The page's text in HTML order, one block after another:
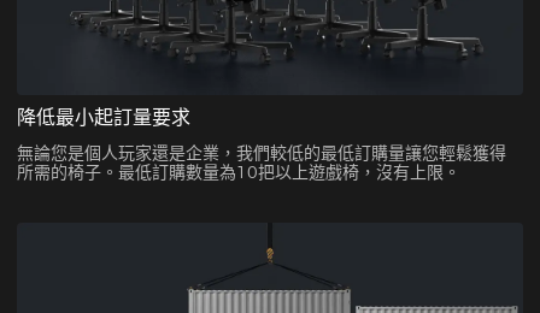
降低最小起訂量要求
無論您是個人玩家還是企業，我們較低的最低訂購量讓您輕鬆獲得
所需的椅子。最低訂購數量為10把以上遊戲椅，沒有上限。